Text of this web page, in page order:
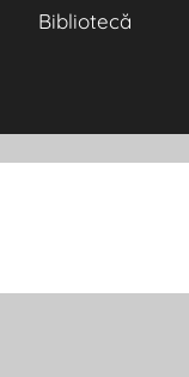
Bibliotecă